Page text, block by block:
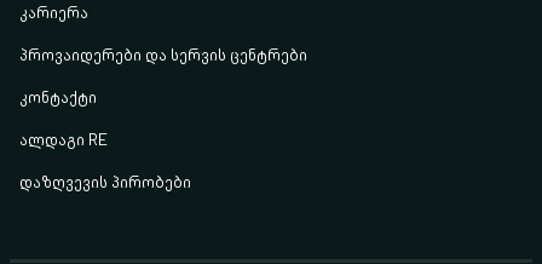
კარიერა
პროვაიდერები და სერვის ცენტრები
კონტაქტი
ალდაგი RE
დაზღვევის პირობები